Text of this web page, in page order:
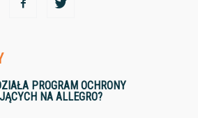
PROGRAM OCHRONY
NA ALLEGRO?